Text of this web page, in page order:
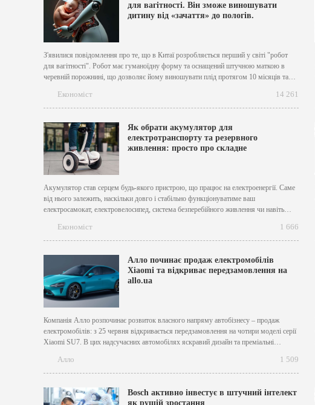
для вагітності. Він зможе виношувати
дитину від «зачаття» до пологів.
З'явилися повідомлення про те, що в Китаї розробляється перший у світі "робот
для вагітності". Робот має гуманоїдну форму та оснащений штучною маткою в
черевній порожнині, що дозволяє йому виношувати плід протягом 10 місяців та
продажу становитиме близько 100 000 юанів...
Економіст 14 261
Як обрати акумулятор для
електротранспорту та резервного
живлення: просто про складне
Акумулятор став серцем будь-якого пристрою, що працює на електроенергії. Саме
від нього залежить, наскільки довго і стабільно функціонуватиме ваш
електросамокат, електровелосипед, система безперебійного живлення чи навіть
зносу, несправностей або навіть виходу техніки з ладу. [caption
id="attachment_8950" align="aligncenter" width="850"] Які...
Економіст 1 666
Алло починає продаж електромобілів
Xiaomi та відкриває передзамовлення на
allo.ua
Компанія Алло розпочинає розвиток власного напряму автобізнесу – продаж
електромобілів: з 25 червня відкривається передзамовлення на чотири моделі серії
Хiaomi SU7. В цих надсучасних автомобілях яскравий дизайн та преміальні
група компаній «Алло» є офіційним представником Xiaomi в Україні та імпортує
широкий...
Алло 1 509
Bosch активно інвестує в штучний інтелект
як рушій зростання